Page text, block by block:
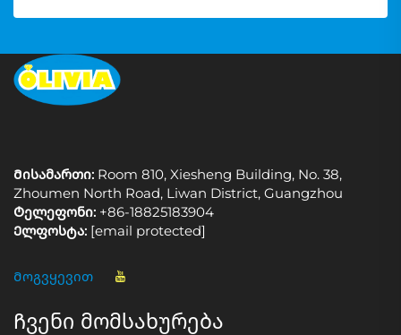
Მისამართი: Room 810, Xiesheng Building, No. 38,
Zhoumen North Road, Liwan District, Guangzhou
Ტელეფონი: +86-18825183904
Ელფოსტა: [email protected]
Მოგვყევით
Ჩვენი მომსახურება